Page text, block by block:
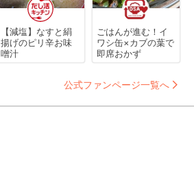
【減塩】なすと絹
揚げのピリ辛お味
噌汁
ごはんが進む！イ
ワシ缶×カブの葉で
即席おかず
公式ファンページ一覧へ